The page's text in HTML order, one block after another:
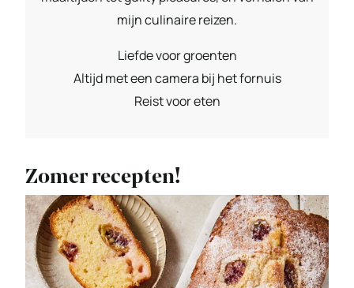
mijn culinaire reizen.
Liefde voor groenten
Altijd met een camera bij het fornuis
Reist voor eten
Zomer recepten!